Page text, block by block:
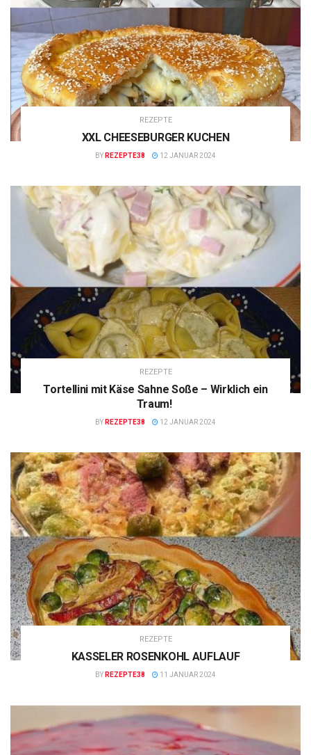
REZEPTE
XXL CHEESEBURGER KUCHEN
BY REZEPTE38 12 JANUAR 2024
REZEPTE
Tortellini mit Käse Sahne Soße – Wirklich ein
Traum!
BY REZEPTE38 12 JANUAR 2024
REZEPTE
KASSELER ROSENKOHL AUFLAUF
BY REZEPTE38 11 JANUAR 2024